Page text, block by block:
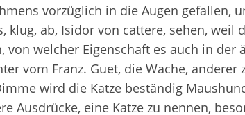
vorzüglich in die Augen gefallen,
klug, ab, Isidor von cattere, sehen, weil
von welcher Eigenschaft es auch in
vom Franz. Guet, die Wache,
wird die Katze beständig
Ausdrücke, eine Katze zu nennen,